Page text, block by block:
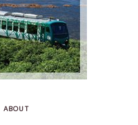
ABOUT